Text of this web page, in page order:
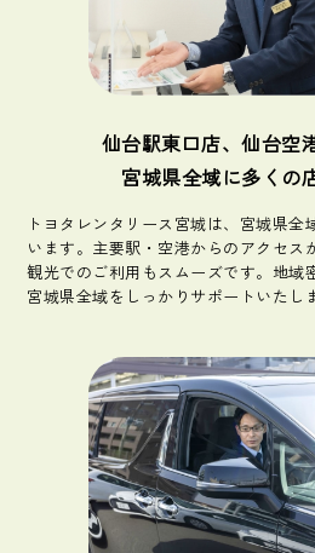
仙台駅東口店、仙台空
宮城県全域に多くの
トヨタレンタリース宮城は、宮城県全
います。主要駅・空港からのアクセス
観光でのご利用もスムーズです。地域
宮城県全域をしっかりサポートいたし